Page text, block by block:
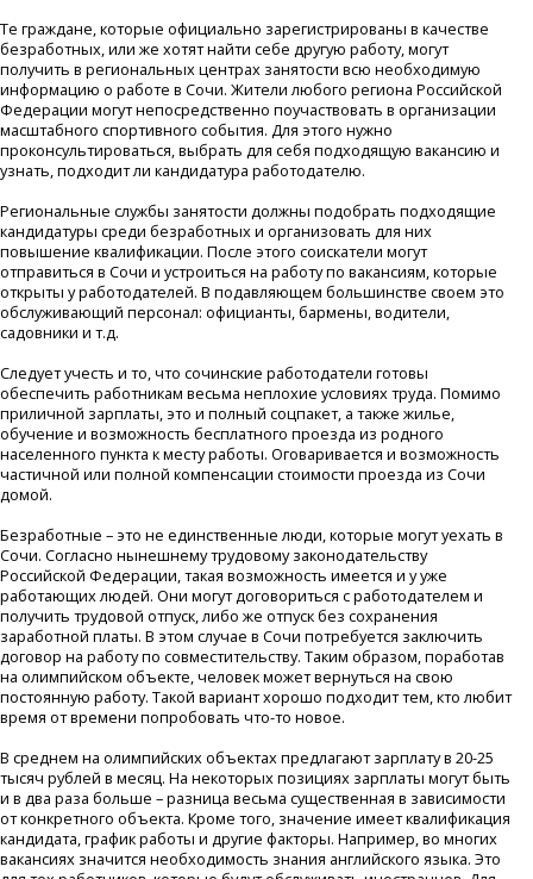
Те граждане, которые официально зарегистрированы в качестве
безработных, или же хотят найти себе другую работу, могут
получить в региональных центрах занятости всю необходимую
информацию о работе в Сочи. Жители любого региона Российской
Федерации могут непосредственно поучаствовать в организации
масштабного спортивного события. Для этого нужно
проконсультироваться, выбрать для себя подходящую вакансию и
узнать, подходит ли кандидатура работодателю.
Региональные службы занятости должны подобрать подходящие
кандидатуры среди безработных и организовать для них
повышение квалификации. После этого соискатели могут
отправиться в Сочи и устроиться на работу по вакансиям, которые
открыты у работодателей. В подавляющем большинстве своем это
обслуживающий персонал: официанты, бармены, водители,
садовники и т.д.
Следует учесть и то, что сочинские работодатели готовы
обеспечить работникам весьма неплохие условиях труда. Помимо
приличной зарплаты, это и полный соцпакет, а также жилье,
обучение и возможность бесплатного проезда из родного
населенного пункта к месту работы. Оговаривается и возможность
частичной или полной компенсации стоимости проезда из Сочи
домой.
Безработные – это не единственные люди, которые могут уехать в
Сочи. Согласно нынешнему трудовому законодательству
Российской Федерации, такая возможность имеется и у уже
работающих людей. Они могут договориться с работодателем и
получить трудовой отпуск, либо же отпуск без сохранения
заработной платы. В этом случае в Сочи потребуется заключить
договор на работу по совместительству. Таким образом, поработав
на олимпийском объекте, человек может вернуться на свою
постоянную работу. Такой вариант хорошо подходит тем, кто любит
время от времени попробовать что-то новое.
В среднем на олимпийских объектах предлагают зарплату в 20-25
тысяч рублей в месяц. На некоторых позициях зарплаты могут быть
и в два раза больше – разница весьма существенная в зависимости
от конкретного объекта. Кроме того, значение имеет квалификация
кандидата, график работы и другие факторы. Например, во многих
вакансиях значится необходимость знания английского языка. Это